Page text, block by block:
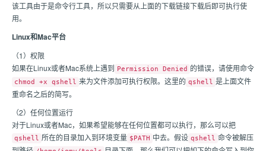
该工具由于是命令行工具，所以只需要从上面的下载链接下载后即可执行使
用。
Linux和Mac平台
（1）权限
如果在Linux或者Mac系统上遇到 Permission Denied 的错误，请使用命令
chmod +x qshell 来为文件添加可执行权限。这里的 qshell 是上面文件
重命名之后的简写。
（2）任何位置运行
对于Linux或者Mac，如果希望能够在任何位置都可以执行，那么可以把
qshell 所在的目录加入到环境变量 $PATH 中去。假设 qshell 命令被解压